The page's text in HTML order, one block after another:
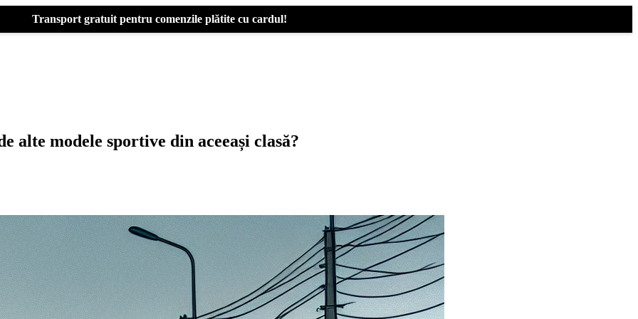
Transport gratuit pentru comenzile plătite cu cardul!
alte modele sportive din aceeași clasă?